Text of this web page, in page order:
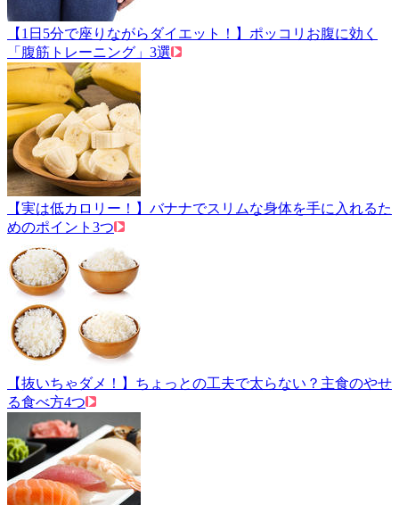
【1日5分で座りながらダイエット！】ポッコリお腹に効く
「腹筋トレーニング」3選
【実は低カロリー！】バナナでスリムな身体を手に入れるた
めのポイント3つ
【抜いちゃダメ！】ちょっとの工夫で太らない？主食のやせ
る食べ方4つ